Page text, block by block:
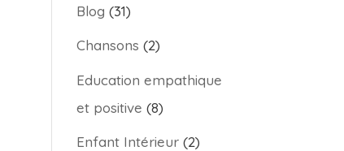
Blog (31)
Chansons (2)
Education empathique
et positive (8)
Enfant Intérieur (2)